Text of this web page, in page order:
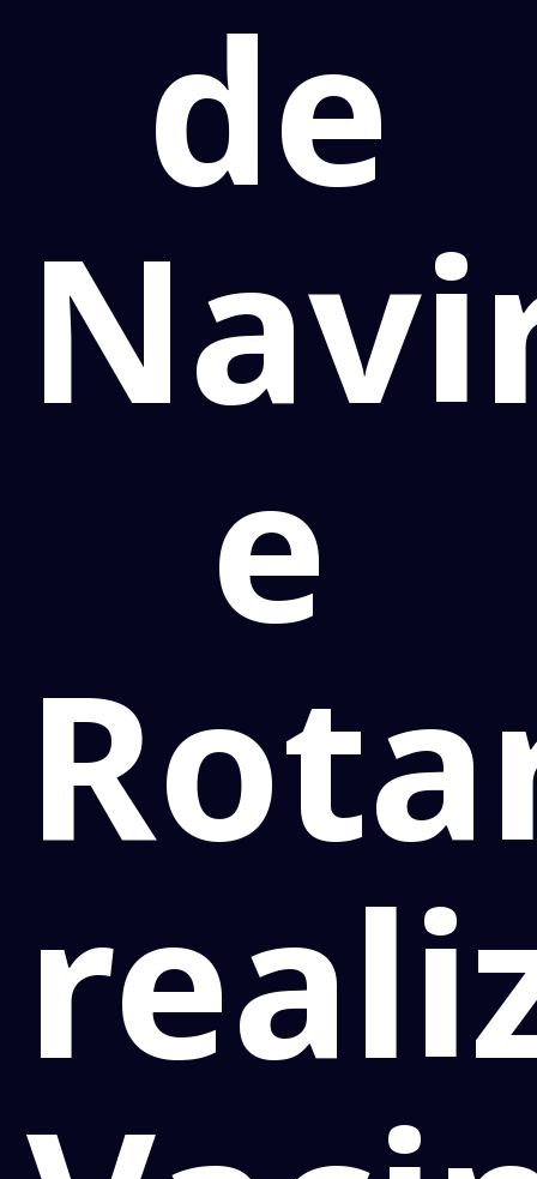
de
e